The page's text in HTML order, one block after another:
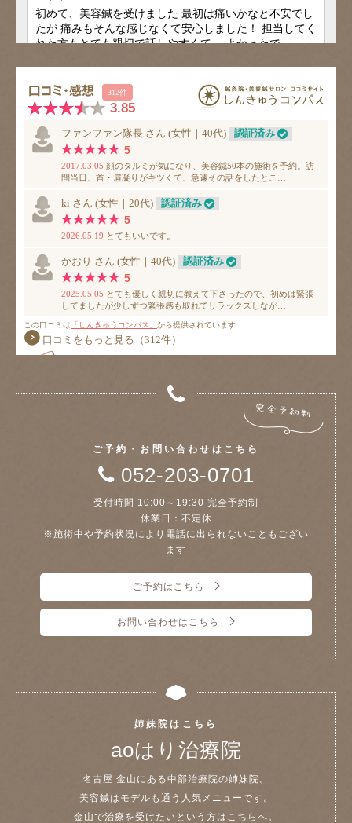
ご予約・お問い合わせはこちら
052-203-0701
受付時間 10:00～19:30 完全予約制
休業日：不定休
※施術中や予約状況により電話に出られないこともござい
ます
ご予約はこちら
お問い合わせはこちら
姉妹院はこちら
aoはり治療院
名古屋 金山にある中部治療院の姉妹院。
美容鍼はモデルも通う人気メニューです。
金山で治療を受けたいという方はこちらへ。